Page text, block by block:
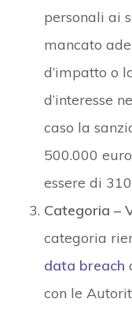
personali ai
mancato
d’impatto o
d’interesse
caso la
500.000
essere di
Categoria –
categoria
data breach
con le